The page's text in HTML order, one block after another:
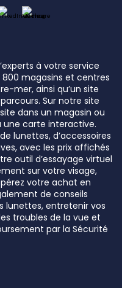
à votre service
800 magasins et centres
mer, ainsi qu’un site
Sur notre site
dans un magasin ou
une carte interactive.
lunettes, d’accessoires
avec les prix affichés
outil d’essayage virtuel
sur votre visage,
votre achat en
de conseils
lunettes, entretenir vos
troubles de la vue et
par la Sécurité